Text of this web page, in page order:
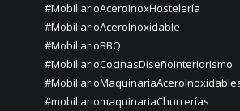
#MobiliarioAceroInoxHostelería
#MobiliarioAceroInoxidable
#MobiliarioBBQ
#MobiliarioCocinasDiseñoInteriorismo
#mobiliariomaquinariaChurrerías